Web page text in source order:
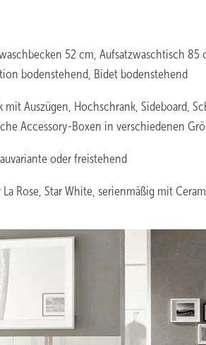
52 cm, Aufsatzwaschtisch 85
bodenstehend, Bidet bodenstehend
Auszügen, Hochschrank, Sideboard,
Accessory-Boxen in verschiedenen
oder freistehend
Rose, Star White, serienmäßig mit